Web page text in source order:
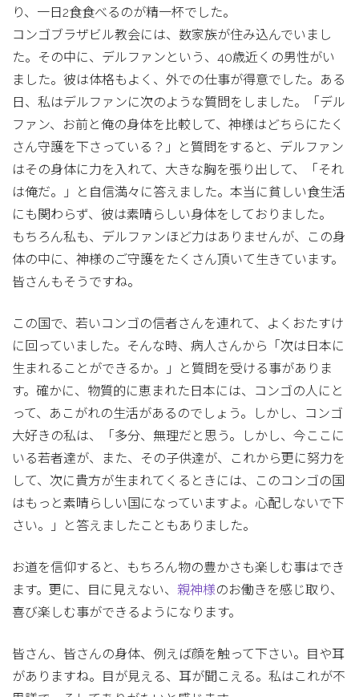
り、一日2食食べるのが精一杯でした。
コンゴブラザビル教会には、数家族が住み込んでいまし
た。その中に、デルファンという、40歳近くの男性がい
ました。彼は体格もよく、外での仕事が得意でした。ある
日、私はデルファンに次のような質問をしました。「デル
ファン、お前と俺の身体を比較して、神様はどちらにたく
さん守護を下さっている？」と質問をすると、デルファン
はその身体に力を入れて、大きな胸を張り出して、「それ
は俺だ。」と自信満々に答えました。本当に貧しい食生活
にも関わらず、彼は素晴らしい身体をしておりました。
もちろん私も、デルファンほど力はありませんが、この身
体の中に、神様のご守護をたくさん頂いて生きています。
皆さんもそうですね。
この国で、若いコンゴの信者さんを連れて、よくおたすけ
に回っていました。そんな時、病人さんから「次は日本に
生まれることができるか。」と質問を受ける事がありま
す。確かに、物質的に恵まれた日本には、コンゴの人にと
って、あこがれの生活があるのでしょう。しかし、コンゴ
大好きの私は、「多分、無理だと思う。しかし、今ここに
いる若者達が、また、その子供達が、これから更に努力を
して、次に貴方が生まれてくるときには、このコンゴの国
はもっと素晴らしい国になっていますよ。心配しないで下
さい。」と答えましたこともありました。
お道を信仰すると、もちろん物の豊かさも楽しむ事はでき
ます。更に、目に見えない、 親神様のお働きを感じ取り、
喜び楽しむ事ができるようになります。
皆さん、皆さんの身体、例えば顔を触って下さい。目や耳
がありますね。目が見える、耳が聞こえる。私はこれが不